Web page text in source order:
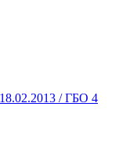
18.02.2013 / ГБО 4